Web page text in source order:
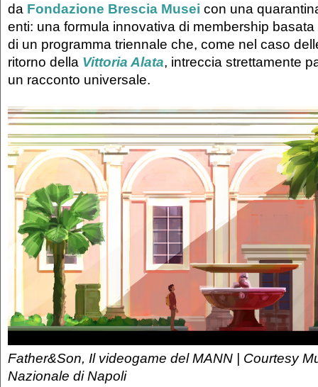
da Fondazione Brescia Musei con una
enti: una formula innovativa di membership
di un programma triennale che, come nel caso
ritorno della Vittoria Alata, intreccia strettamente
un racconto universale.
Father&Son, Il videogame del MANN | Courtesy
Nazionale di Napoli